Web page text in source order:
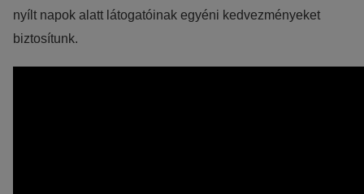
nyílt napok alatt látogatóinak egyéni kedvezményeket
biztosítunk.